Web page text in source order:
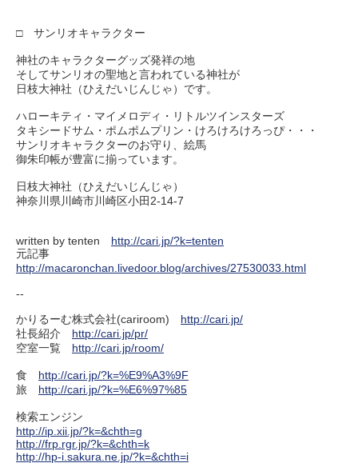
□ サンリオキャラクター
神社のキャラクターグッズ発祥の地
そしてサンリオの聖地と言われている神社が
日枝大神社（ひえだいじんじゃ）です。
ハローキティ・マイメロディ・リトルツインスターズ
タキシードサム・ポムポムプリン・けろけろけろっぴ・・・
サンリオキャラクターのお守り、絵馬
御朱印帳が豊富に揃っています。
日枝大神社（ひえだいじんじゃ）
神奈川県川崎市川崎区小田2-14-7
written by tenten http://cari.jp/?k=tenten
元記事
http://macaronchan.livedoor.blog/archives/27530033.html
--
かりるーむ株式会社(cariroom) http://cari.jp/
社長紹介 http://cari.jp/pr/
空室一覧 http://cari.jp/room/
食 http://cari.jp/?k=%E9%A3%9F
旅 http://cari.jp/?k=%E6%97%85
検索エンジン
http://ip.xii.jp/?k=&chth=g
http://frp.rgr.jp/?k=&chth=k
http://hp-i.sakura.ne.jp/?k=&chth=i